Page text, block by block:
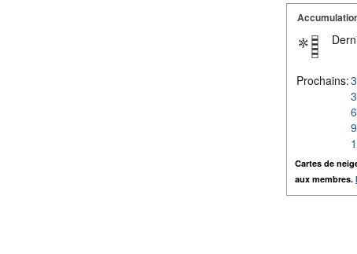
Prochains:
Cartes de
aux membres.